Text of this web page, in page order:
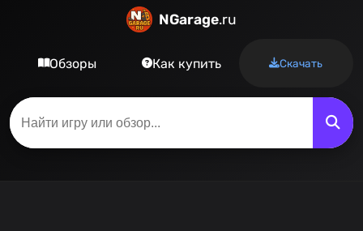
NGarage.ru
Обзоры Как купить Скачать